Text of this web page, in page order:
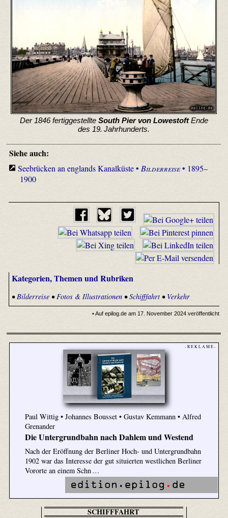
Der 1846 fertiggestellte South Pier von LowestoftEnde
des 19. Jahrhunderts.
Siehe auch:
Seebrücken an englands Kanalküste • Bilderreise• 1895–
1900
Kategorien, Themen und Rubriken
• Bilderreise• Fotos & Illustrationen•Schifffahrt• Verkehr
• Auf epilog.de am 17. November 2024 veröffentlicht
- R E K L A M E -
Paul Wittig • Johannes Bousset • Gustav Kemmann • Alfred
Grenander
Die Untergrundbahn nach Dahlem und Westend
Nach der Eröffnung der Berliner Hoch- und Untergrundbahn
1902 war das Interesse der gut situierten westlichen Berliner
Vororte an einem Schn …
SCHIFFFAHRT